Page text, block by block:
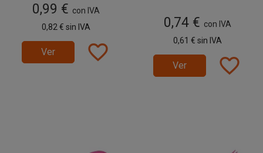
0,99 € con IVA
0,82 € sin IVA
Ver favorite_border
0,74 € con IVA
0,61 € sin IVA
Ver favorite_border